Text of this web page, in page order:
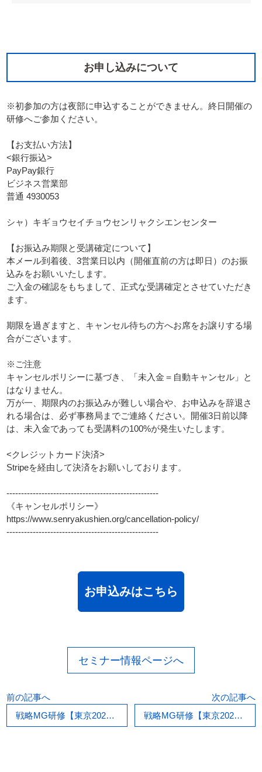
お申し込みについて
※初参加の方は夜部に申込することができません。終日開催の
研修へご参加ください。
【お支払い方法】
<銀行振込>
PayPay銀行
ビジネス営業部
普通 4930053
シャ）キギョウセイチョウセンリャクシエンセンター
【お振込み期限と受講確定について】
本メール到着後、3営業日以内（開催直前の方は即日）のお振
込みをお願いいたします。
ご入金の確認をもちまして、正式な受講確定とさせていただき
ます。
期限を過ぎますと、キャンセル待ちの方へお席をお譲りする場
合がございます。
※ご注意
キャンセルポリシーに基づき、「未入金＝自動キャンセル」と
はなりません。
万が一、期限内のお振込みが難しい場合や、お申込みを辞退さ
れる場合は、必ず事務局までご連絡ください。開催3日前以降
は、未入金であっても受講料の100%が発生いたします。
<クレジットカード決済>
Stripeを経由して決済をお願いしております。
----------------------------------------------------
《キャンセルポリシー》
https://www.senryakushien.org/cancellation-policy/
----------------------------------------------------
お申込みはこちら
セミナー情報ページへ
前の記事へ
戦略MG研修【東京2026/08/19夜3時間】
次の記事へ
戦略MG研修【東京2026/08/12夜3時間】